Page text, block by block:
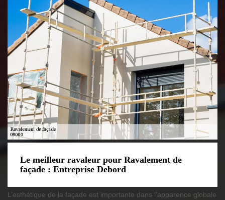
Le meilleur ravaleur pour Ravalement de
façade : Entreprise Debord
L’esthétique de la façade est importante dans l’apparence globale